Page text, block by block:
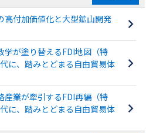
高付加価値化と大型鉱山開発
学が塗り替えるFDI地図（特
に、踏みとどまる自由貿易体
産業が牽引するFDI再編（特
に、踏みとどまる自由貿易体